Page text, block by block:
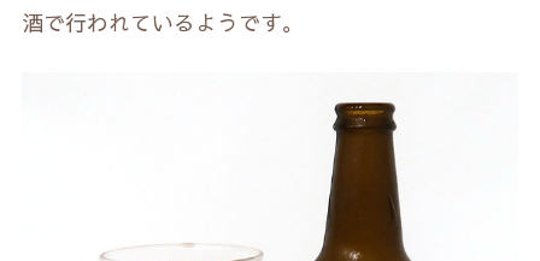
酒で行われているようです。